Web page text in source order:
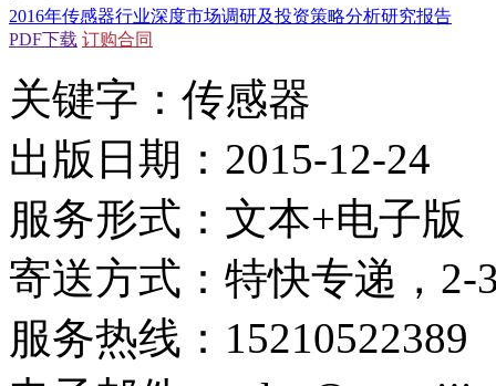
2016年传感器行业深度市场调研及投资策略分析研究报告
PDF下载 订购合同
关键字：传感器
出版日期：2015-12-24
服务形式：文本+电子版
寄送方式：特快专递，2-
服务热线：15210522389